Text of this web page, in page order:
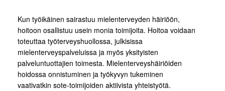
Kun työikäinen sairastuu mielenterveyden häiriöön,
hoitoon osallistuu usein monia toimijoita. Hoitoa voidaan
toteuttaa työterveyshuollossa, julkisissa
mielenterveyspalveluissa ja myös yksityisten
palveluntuottajien toimesta. Mielenterveyshäiriöiden
hoidossa onnistuminen ja työkyvyn tukeminen
vaativatkin sote-toimijoiden aktiivista yhteistyötä.